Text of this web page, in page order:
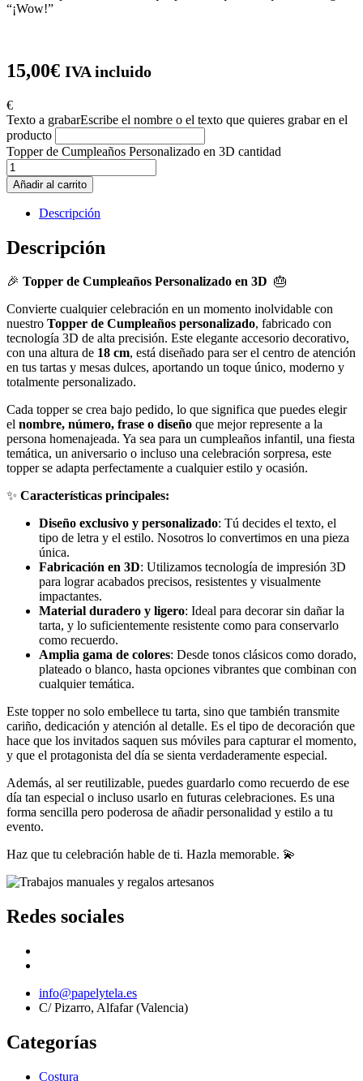
“¡Wow!”
15,00€ IVA incluido
€
Texto a grabarEscribe el nombre o el texto que quieres grabar en el
producto
Topper de Cumpleaños Personalizado en 3D cantidad
Añadir al carrito
Descripción
Descripción
🎉 Topper de Cumpleaños Personalizado en 3D 🎂
Convierte cualquier celebración en un momento inolvidable con
nuestro Topper de Cumpleaños personalizado, fabricado con
tecnología 3D de alta precisión. Este elegante accesorio decorativo,
con una altura de 18 cm, está diseñado para ser el centro de atención
en tus tartas y mesas dulces, aportando un toque único, moderno y
totalmente personalizado.
Cada topper se crea bajo pedido, lo que significa que puedes elegir
el nombre, número, frase o diseño que mejor represente a la
persona homenajeada. Ya sea para un cumpleaños infantil, una fiesta
temática, un aniversario o incluso una celebración sorpresa, este
topper se adapta perfectamente a cualquier estilo y ocasión.
✨ Características principales:
Diseño exclusivo y personalizado: Tú decides el texto, el
tipo de letra y el estilo. Nosotros lo convertimos en una pieza
única.
Fabricación en 3D: Utilizamos tecnología de impresión 3D
para lograr acabados precisos, resistentes y visualmente
impactantes.
Material duradero y ligero: Ideal para decorar sin dañar la
tarta, y lo suficientemente resistente como para conservarlo
como recuerdo.
Amplia gama de colores: Desde tonos clásicos como dorado,
plateado o blanco, hasta opciones vibrantes que combinan con
cualquier temática.
Este topper no solo embellece tu tarta, sino que también transmite
cariño, dedicación y atención al detalle. Es el tipo de decoración que
hace que los invitados saquen sus móviles para capturar el momento,
y que el protagonista del día se sienta verdaderamente especial.
Además, al ser reutilizable, puedes guardarlo como recuerdo de ese
día tan especial o incluso usarlo en futuras celebraciones. Es una
forma sencilla pero poderosa de añadir personalidad y estilo a tu
evento.
Haz que tu celebración hable de ti. Hazla memorable. 💫
Redes sociales
info@papelytela.es
C/ Pizarro, Alfafar (Valencia)
Categorías
Costura